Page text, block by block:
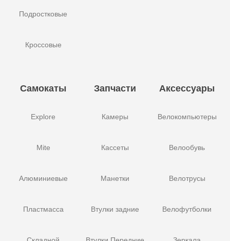
Подростковые
Кроссовые
Самокаты
Explore
Mite
Алюминиевые
Пластмасса
Запчасти
Камеры
Кассеты
Манетки
Втулки задние
Аксессуары
Велокомпьютеры
Велообувь
Велотрусы
Велофутболки